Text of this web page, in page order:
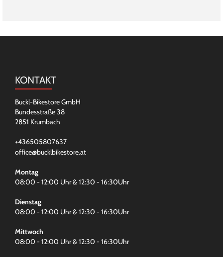
KONTAKT
Buckl-Bikestore GmbH
Bundesstraße 38
2851 Krumbach
+436505807637
office@bucklbikestore.at
Montag
08:00 - 12:00 Uhr & 12:30 - 16:30Uhr
Dienstag
08:00 - 12:00 Uhr & 12:30 - 16:30Uhr
Mittwoch
08:00 - 12:00 Uhr & 12:30 - 16:30Uhr